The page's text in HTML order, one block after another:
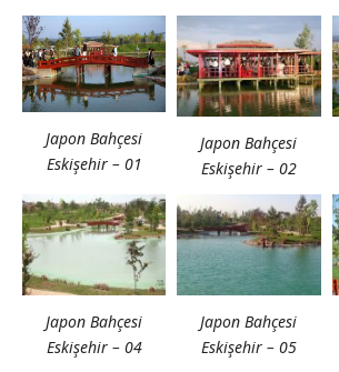
Japon Bahçesi
Eskişehir – 01
Japon Bahçesi
Eskişehir – 02
Japon Bahçesi
Eskişehir – 04
Japon Bahçesi
Eskişehir – 05